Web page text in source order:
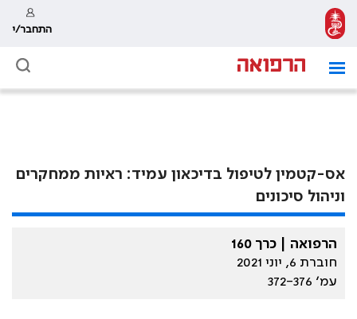
התחבר/י
אס-קטמין לטיפול בדיכאון עמיד: ראיות ממחקרים
וניהול סיכונים
הרפואה | כרך 160
חוברת 6, יוני 2021
עמ׳ 372-376